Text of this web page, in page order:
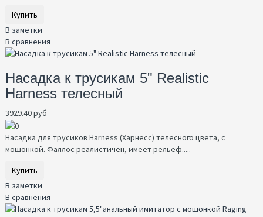
Купить
В заметки
В сравнения
Насадка к трусикам 5" Realistic
Harness телесный
3929.40 руб
Насадка для трусиков Harness (Харнесс) телесного цвета, с
мошонкой. Фаллос реалистичен, имеет рельеф.....
Купить
В заметки
В сравнения